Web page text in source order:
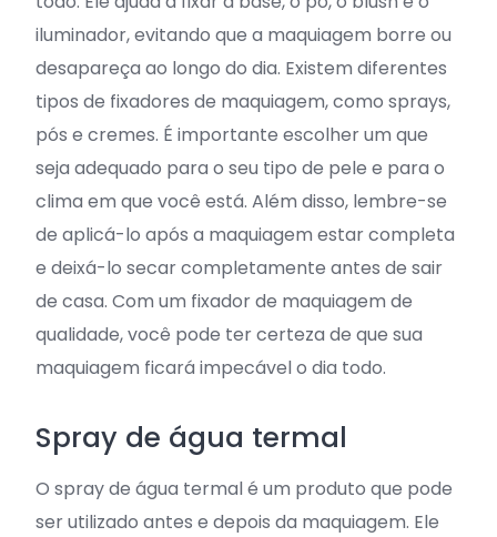
iluminador, evitando que a maquiagem borre ou
desapareça ao longo do dia. Existem diferentes
tipos de fixadores de maquiagem, como sprays,
pós e cremes. É importante escolher um que
seja adequado para o seu tipo de pele e para o
clima em que você está. Além disso, lembre-se
de aplicá-lo após a maquiagem estar completa
e deixá-lo secar completamente antes de sair
de casa. Com um fixador de maquiagem de
qualidade, você pode ter certeza de que sua
maquiagem ficará impecável o dia todo.
Spray de água termal
O spray de água termal é um produto que pode
ser utilizado antes e depois da maquiagem. Ele